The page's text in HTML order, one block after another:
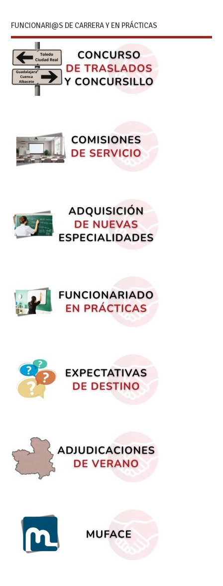
FUNCIONARI@S DE CARRERA Y EN PRÁCTICAS